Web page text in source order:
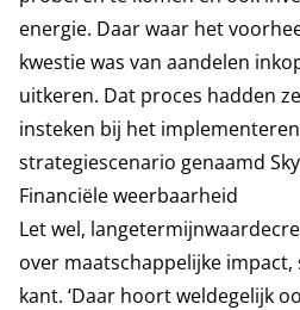
energie. Daar waar het
kwestie was van aandelen
uitkeren. Dat proces hadden
insteken bij het
strategiescenario genaamd
Financiële weerbaarheid
Let wel,
over maatschappelijke
kant. ‘Daar hoort weldegelijk